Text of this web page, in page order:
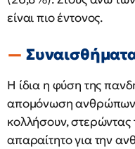
είναι πιο έντονος.
Η ίδια η φύση της
απομόνωση ανθρώπων
κολλήσουν, στερώντας
απαραίτητο για την